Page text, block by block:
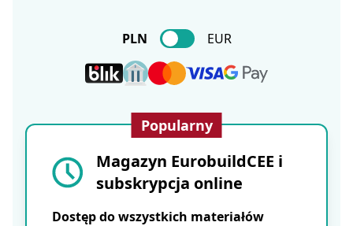
PLN EUR
Popularny
Magazyn EurobuildCEE i
subskrypcja online
Dostęp do wszystkich materiałów